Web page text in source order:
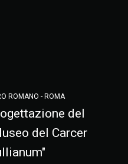
ROMANO - ROMA
del
del Carcer